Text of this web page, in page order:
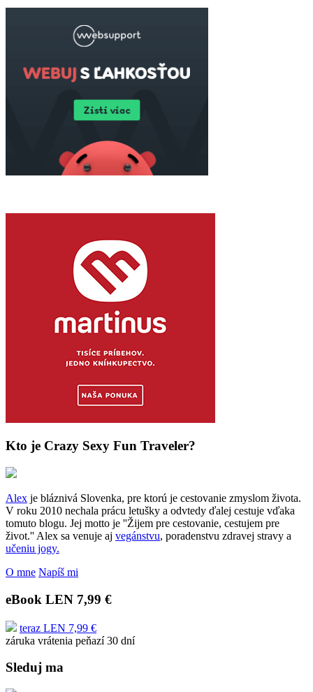
Kto je Crazy Sexy Fun Traveler?
Alex je bláznivá Slovenka, pre ktorú je cestovanie zmyslom života.
V roku 2010 nechala prácu letušky a odvtedy ďalej cestuje vďaka
tomuto blogu. Jej motto je ''Žijem pre cestovanie, cestujem pre
život.'' Alex sa venuje aj vegánstvu, poradenstvu zdravej stravy a
učeniu jogy.
O mne Napíš mi
eBook LEN 7,99 €
teraz LEN 7,99 €
záruka vrátenia peňazí 30 dní
Sleduj ma